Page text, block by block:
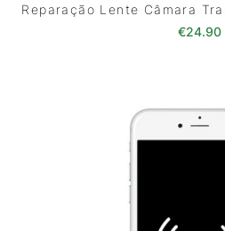
Reparação Lente Câmara
€24.90